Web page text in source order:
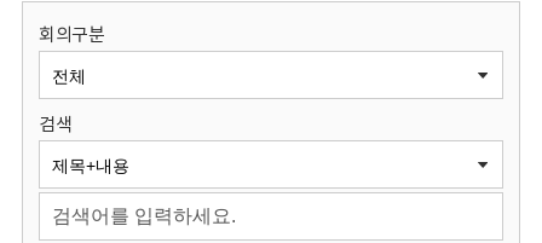
원
회
회의구분
검색